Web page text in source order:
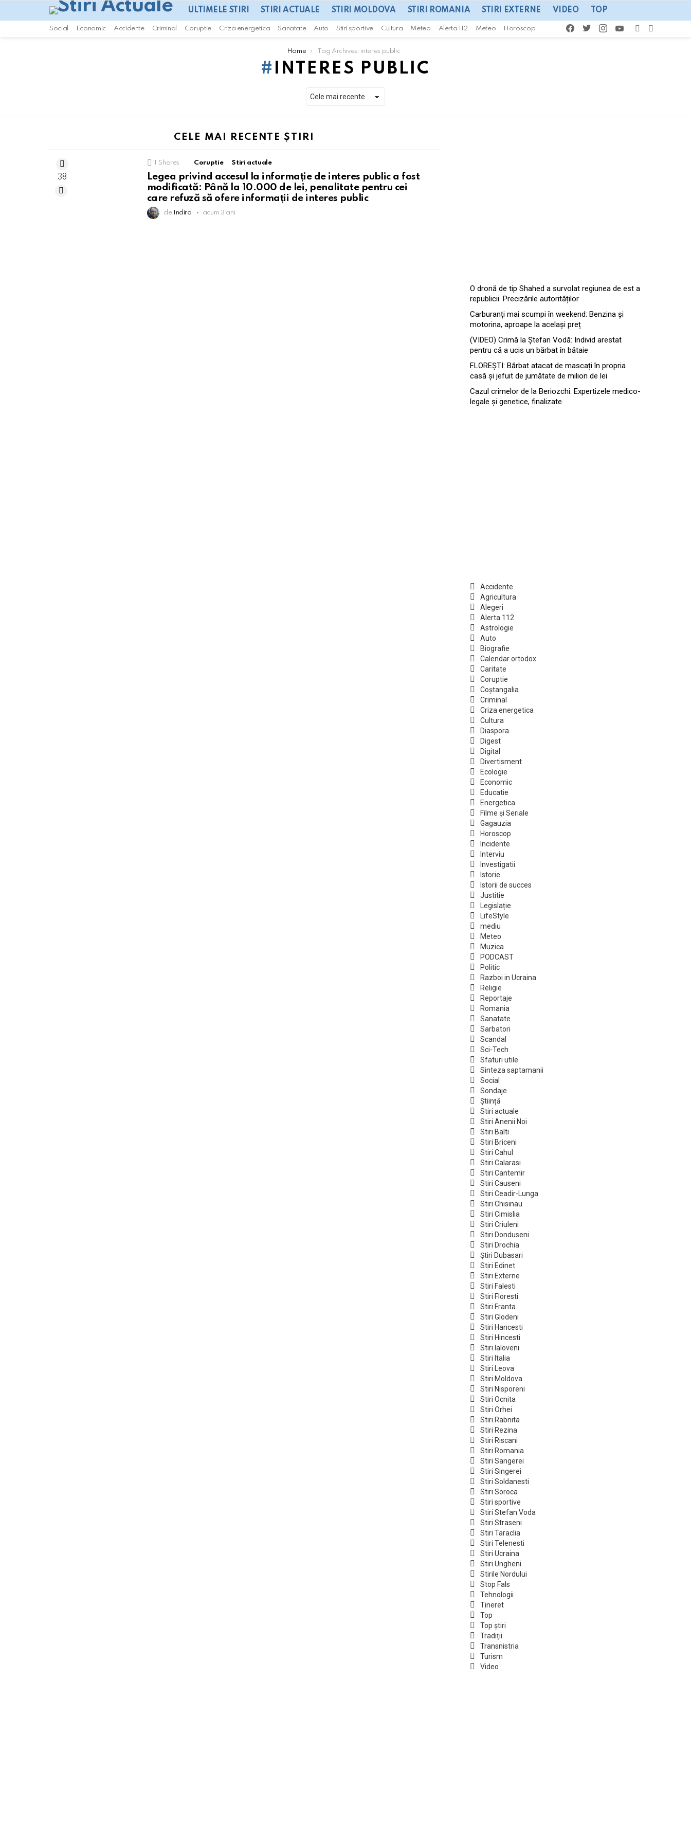
ULTIMELE STIRI STIRI ACTUALE STIRI MOLDOVA STIRI ROMANIA STIRI EXTERNE VIDEO TOP
Social Economic Accidente Criminal Coruptie Criza energetica Sanatate Auto Stiri sportive Cultura Meteo Alerta 112 Meteo Horoscop
facebooktwitterinstagramyoutube SWITCH
Home Tag Archives: interes public
INTERES PUBLIC
CELE MAI RECENTE ȘTIRI
1 Shares Coruptie Stiri actuale
Legea privind accesul la informație de interes public a fost
modificată: Până la 10.000 de lei, penalitate pentru cei
care refuză să ofere informații de interes public
de Indiro acum 3 ani
38
O dronă de tip Shahed a survolat regiunea de est a
republicii. Precizările autorităților
Carburanți mai scumpi în weekend: Benzina și
motorina, aproape la același preț
(VIDEO) Crimă la Ștefan Vodă: Individ arestat
pentru că a ucis un bărbat în bătaie
FLOREȘTI: Bărbat atacat de mascați în propria
casă și jefuit de jumătate de milion de lei
Cazul crimelor de la Beriozchi: Expertizele medico-
legale și genetice, finalizate
Accidente
Agricultura
Alegeri
Alerta 112
Astrologie
Auto
Biografie
Calendar ortodox
Caritate
Coruptie
Coștangalia
Criminal
Criza energetica
Cultura
Diaspora
Digest
Digital
Divertisment
Ecologie
Economic
Educatie
Energetica
Filme și Seriale
Gagauzia
Horoscop
Incidente
Interviu
Investigatii
Istorie
Istorii de succes
Justitie
Legislație
LifeStyle
mediu
Meteo
Muzica
PODCAST
Politic
Razboi in Ucraina
Religie
Reportaje
Romania
Sanatate
Sarbatori
Scandal
Sci-Tech
Sfaturi utile
Sinteza saptamanii
Social
Sondaje
Știință
Stiri actuale
Stiri Anenii Noi
Stiri Balti
Stiri Briceni
Stiri Cahul
Stiri Calarasi
Stiri Cantemir
Stiri Causeni
Stiri Ceadir-Lunga
Stiri Chisinau
Stiri Cimislia
Stiri Criuleni
Stiri Donduseni
Stiri Drochia
Știri Dubasari
Stiri Edinet
Stiri Externe
Stiri Falesti
Stiri Floresti
Stiri Franta
Stiri Glodeni
Stiri Hancesti
Stiri Hincesti
Stiri Ialoveni
Stiri Italia
Stiri Leova
Stiri Moldova
Stiri Nisporeni
Stiri Ocnita
Stiri Orhei
Stiri Rabnita
Stiri Rezina
Stiri Riscani
Stiri Romania
Stiri Sangerei
Stiri Singerei
Stiri Soldanesti
Stiri Soroca
Stiri sportive
Stiri Stefan Voda
Stiri Straseni
Stiri Taraclia
Stiri Telenesti
Stiri Ucraina
Stiri Ungheni
Stirile Nordului
Stop Fals
Tehnologii
Tineret
Top
Top știri
Tradiții
Transnistria
Turism
Video